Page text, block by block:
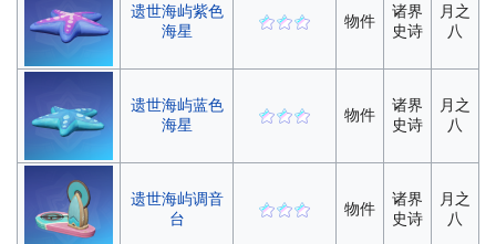
遗世海屿紫色
海星
物件
诸界
史诗
月之
八
遗世海屿蓝色
海星
物件
诸界
史诗
月之
八
遗世海屿调音
台
物件
诸界
史诗
月之
八